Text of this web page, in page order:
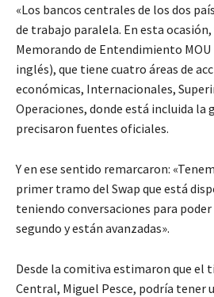
«Los bancos centrales de los dos
de trabajo paralela. En esta
Memorando de Entendimiento MOU
inglés), que tiene cuatro áreas de
económicas, Internacionales,
Operaciones, donde está incluida la
precisaron fuentes oficiales.
Y en ese sentido remarcaron:
primer tramo del Swap que está
teniendo conversaciones para
segundo y están avanzadas».
Desde la comitiva estimaron que el
Central, Miguel Pesce, podría tener